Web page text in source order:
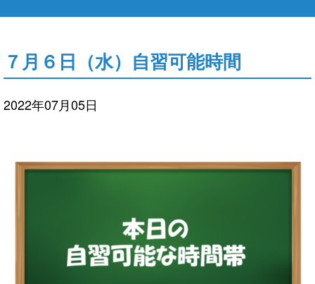
７月６日（水）自習可能時間
2022年07月05日